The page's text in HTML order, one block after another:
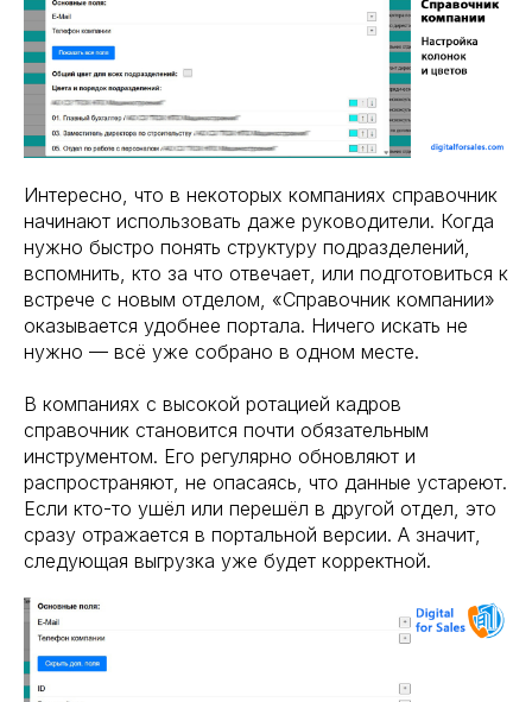
Интересно, что в некоторых компаниях справочник
начинают использовать даже руководители. Когда
нужно быстро понять структуру подразделений,
вспомнить, кто за что отвечает, или подготовиться к
встрече с новым отделом, «Справочник компании»
оказывается удобнее портала. Ничего искать не
нужно — всё уже собрано в одном месте.
В компаниях с высокой ротацией кадров
справочник становится почти обязательным
инструментом. Его регулярно обновляют и
распространяют, не опасаясь, что данные устареют.
Если кто-то ушёл или перешёл в другой отдел, это
сразу отражается в портальной версии. А значит,
следующая выгрузка уже будет корректной.